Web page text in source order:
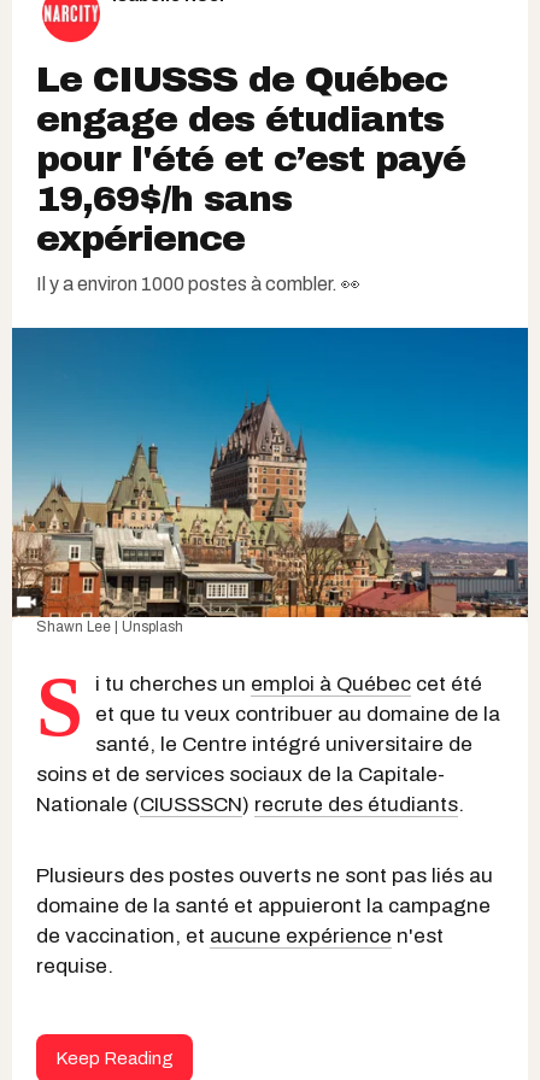
Le CIUSSS de Québec
engage des étudiants
pour l'été et c’est payé
19,69$/h sans
expérience
Il y a environ 1000 postes à combler. 👀
Shawn Lee | Unsplash
S i tu cherches un emploi à Québec cet été
et que tu veux contribuer au domaine de la
santé, le Centre intégré universitaire de
soins et de services sociaux de la Capitale-
Nationale (CIUSSSCN) recrute des étudiants.
Plusieurs des postes ouverts ne sont pas liés au
domaine de la santé et appuieront la campagne
de vaccination, et aucune expérience n'est
requise.
Keep Reading